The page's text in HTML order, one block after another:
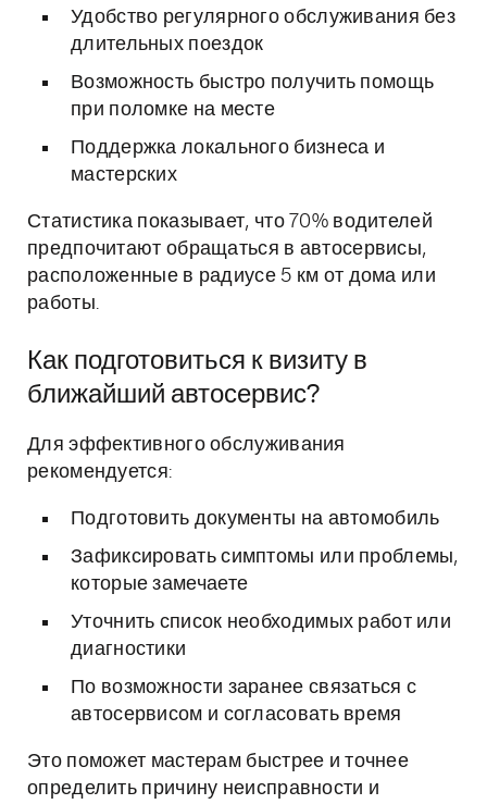
Удобство регулярного обслуживания без
длительных поездок
Возможность быстро получить помощь
при поломке на месте
Поддержка локального бизнеса и
мастерских
Статистика показывает, что 70% водителей
предпочитают обращаться в автосервисы,
расположенные в радиусе 5 км от дома или
работы.
Как подготовиться к визиту в
ближайший автосервис?
Для эффективного обслуживания
рекомендуется:
Подготовить документы на автомобиль
Зафиксировать симптомы или проблемы,
которые замечаете
Уточнить список необходимых работ или
диагностики
По возможности заранее связаться с
автосервисом и согласовать время
Это поможет мастерам быстрее и точнее
определить причину неисправности и